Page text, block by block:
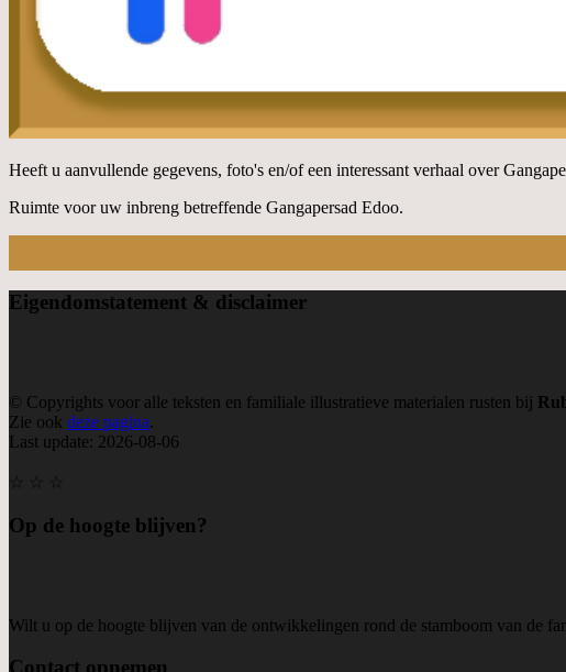
Heeft u aanvullende gegevens, foto's en/of een interessant verhaal over
Ruimte voor uw inbreng betreffende Gangapersad Edoo.
Eigendomstatement & disclaimer
© Copyrights voor alle teksten en familiale illustratieve materialen rusten bij
Zie ook deze pagina.
Last update: 2026-08-06
Op de hoogte blijven?
Wilt u op de hoogte blijven van de ontwikkelingen rond de stamboom van de
Contact opnemen